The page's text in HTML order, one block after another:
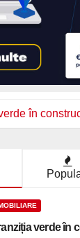
în
verde în